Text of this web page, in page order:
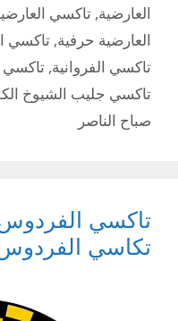
العارضية, تاكسي
العارضية حرفية, تاكسي
تاكسي الفروانية, تاكسي
تاكسي جليب الشيوخ
صباح الناصر
تاكسي
تكاسي